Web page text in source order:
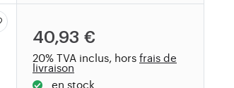
40,93 €
20% TVA inclus, horsfrais de
livraison
en stock